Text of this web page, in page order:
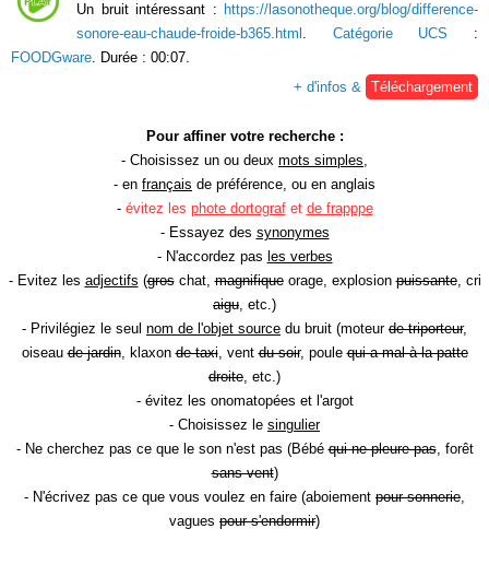
Un bruit intéressant : https://lasonotheque.org/blog/difference-
sonore-eau-chaude-froide-b365.html . Catégorie UCS :
FOODGware. Durée : 00:07.
+ d'infos & Téléchargement
Pour affiner votre recherche :
- Choisissez un ou deux mots simples,
- en français de préférence, ou en anglais
- évitez les phote dortografet de frapppe
- Essayez des synonymes
- N'accordez pas les verbes
- Evitez les adjectifs (groschat,magnifiqueorage, explosionpuissante, cri
aigu, etc.)
- Privilégiez le seul nom de l'objet source du bruit (moteur de triporteur,
oiseaude jardin, klaxonde taxi, ventdu soir, poulequi a mal à la patte
droite, etc.)
- évitez les onomatopées et l'argot
- Choisissez le singulier
- Ne cherchez pas ce que le son n'est pas (Bébéqui ne pleure pas, forêt
sans vent)
- N'écrivez pas ce que vous voulez en faire (aboiement pour sonnerie,
vagues pour s'endormir)